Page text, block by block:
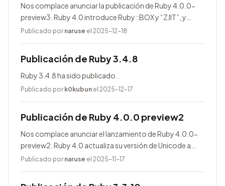
Nos complace anunciar la publicación de Ruby 4.0.0-
preview3. Ruby 4.0 introduce Ruby::BOX y “ZJIT”, y
agrega muchas mejoras.
Publicado por naruse el 2025-12-18
Publicación de Ruby 3.4.8
Ruby 3.4.8 ha sido publicado.
Publicado por k0kubun el 2025-12-17
Publicación de Ruby 4.0.0 preview2
Nos complace anunciar el lanzamiento de Ruby 4.0.0-
preview2. Ruby 4.0 actualiza su versión de Unicode a
17.0.0, entre otras novedades.
Publicado por naruse el 2025-11-17